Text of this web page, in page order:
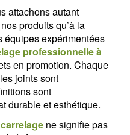
attachons autant
produits qu’à la
équipes expérimentées
professionnelle à
en promotion. Chaque
joints sont
sont
durable et esthétique.
ne signifie pas